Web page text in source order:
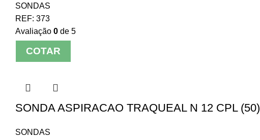
SONDAS
REF: 373
Avaliação 0 de 5
COTAR
SONDA ASPIRACAO TRAQUEAL N 12 CPL (50)
SONDAS